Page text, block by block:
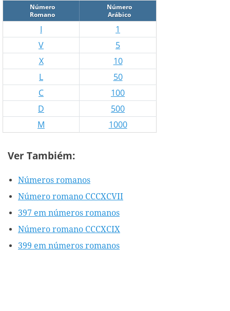
Número
Romano
Número
Arábico
I
1
V
5
X
10
L
50
C
100
D
500
M
1000
Ver Tambiém:
Números romanos
Número romano CCCXCVII
397 em números romanos
Número romano CCCXCIX
399 em números romanos